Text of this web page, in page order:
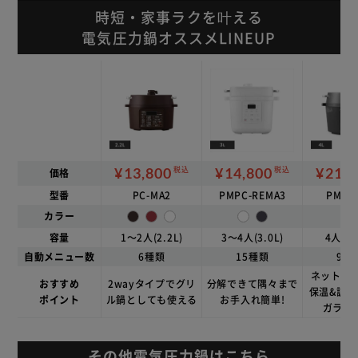
時短・家事ラクを叶える
電気圧力鍋オススメLINEUP
価格 ¥13,800 税込 ¥14,800 税込
型番 PC-MA2 PMPC-REMA3
カラー
容量
1～2人(2.2L) 3～4人(3.0L)
4人～
自動メニュー数
6種類 15種類
90
おすすめ
ポイント
2wayタイプでグリ
ル鍋としても使える
分解できて隅々まで
お手入れ簡単!
ネット限
保温&調
ガラス